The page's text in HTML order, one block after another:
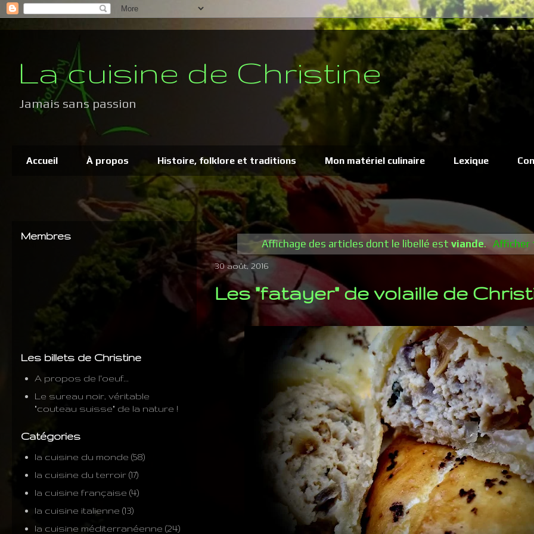
La cuisine de Christine
Jamais sans passion
Accueil À propos Histoire, folklore et traditions Mon matériel culinaire Lexique
Affichage des articles dont le libellé est viande. Afficher
30 août, 2016
Les "fatayer" de volaille de
Membres
Les billets de Christine
A propos de l'oeuf...
Le sureau noir, véritable
"couteau suisse" de la nature !
Catégories
la cuisine du monde (58)
la cuisine du terroir (17)
la cuisine française (4)
la cuisine italienne (13)
la cuisine méditerranéenne (24)